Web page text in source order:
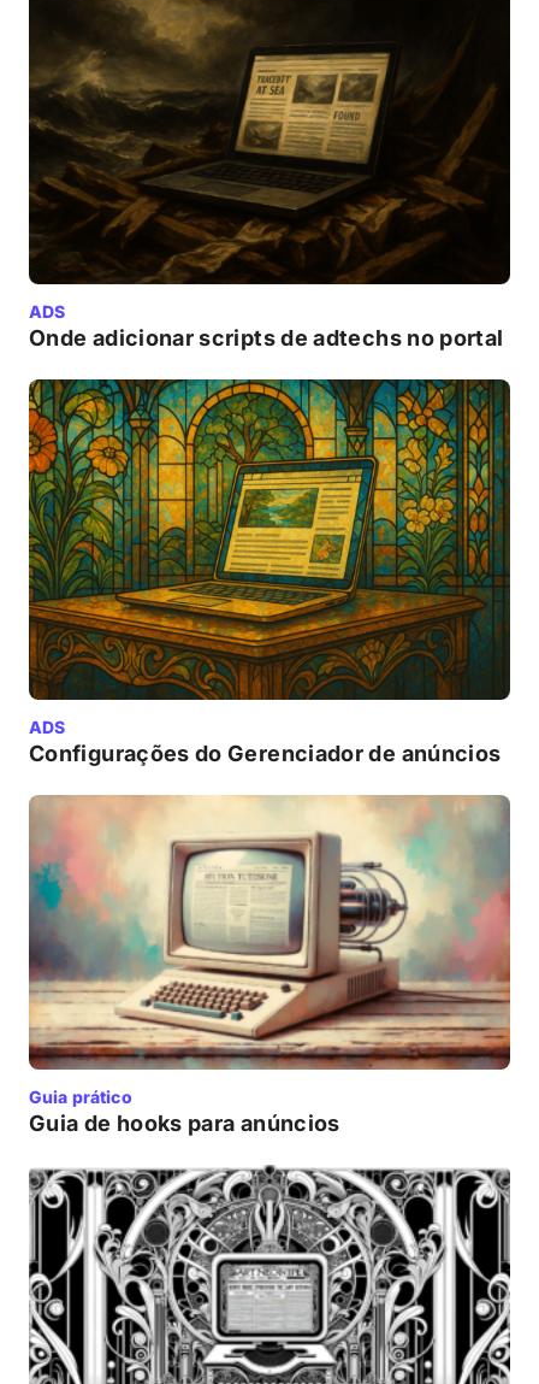
ADS
Onde adicionar scripts de adtechs no portal
ADS
Configurações do Gerenciador de anúncios
Guia prático
Guia de hooks para anúncios